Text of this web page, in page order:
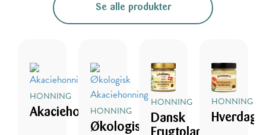
Se alle produkter
HONNING
AkaciehonningHONNING
Økologisk
HONNING
Dansk
HONNING